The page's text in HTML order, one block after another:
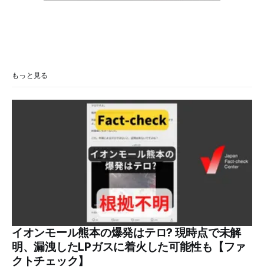
もっと見る
イオンモール熊本の爆発はテロ? 現時点で未解
明、漏洩したLPガスに着火した可能性も【ファ
クトチェック】